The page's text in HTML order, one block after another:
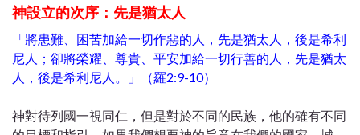
神設立的次序：先是猶太人
「將患難、困苦加給一切作惡的人，先是猶太人，後是希利
尼人；卻將榮耀、尊貴、平安加給一切行善的人，先是猶太
人，後是希利尼人。」（羅2:9-10）
神對待列國一視同仁，但是對於不同的民族，他的確有不同